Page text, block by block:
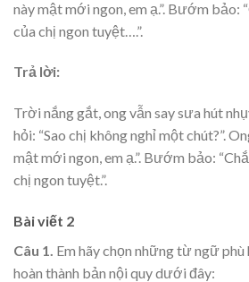
này mật mới ngon, em ạ.”. Bướm bảo:
của chị ngon tuyệt….”.
Trả lời:
Trời nắng gắt, ong vẫn say sưa hút
hỏi: “Sao chị không nghỉ một chút?”.
mật mới ngon, em ạ.”. Bướm bảo:
chị ngon tuyệt.”.
Bài viết 2
Câu 1. Em hãy chọn những từ ngữ
hoàn thành bản nội quy dưới đây: